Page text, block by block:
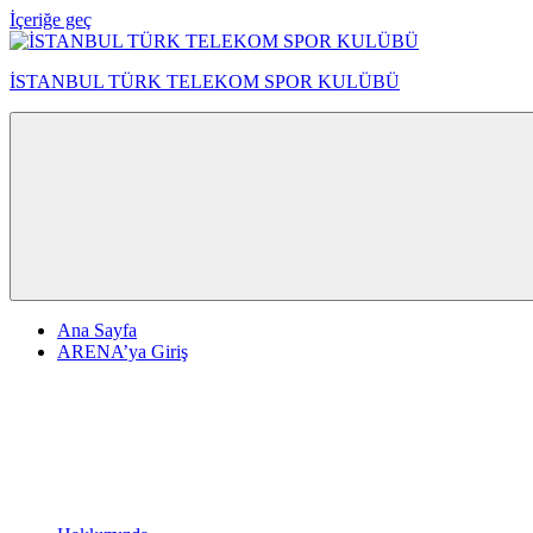
İçeriğe geç
İSTANBUL TÜRK TELEKOM SPOR KULÜBÜ
Ana Sayfa
ARENA’ya Giriş